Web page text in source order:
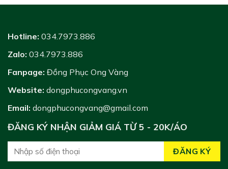
Hotline: 034.7973.886
Zalo: 034.7973.886
Fanpage: Đồng Phục Ong Vàng
Website: dongphucongvang.vn
Email: dongphucongvang@gmail.com
ĐĂNG KÝ NHẬN GIẢM GIÁ TỪ 5 - 20K/ÁO